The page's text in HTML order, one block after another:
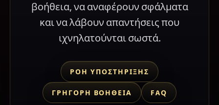
βοήθεια, να αναφέρουν σφάλματα
και να λάβουν απαντήσεις που
ιχνηλατούνται σωστά.
ΡΟΉ ΥΠΟΣΤΉΡΙΞΗΣ
ΓΡΉΓΟΡΗ ΒΟΉΘΕΙΑ FAQ